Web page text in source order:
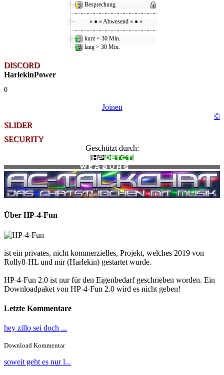
Besprechung
« ● » Abwesend « ● »
kurz < 30 Min.
lang > 30 Min.
DISCORD
HarlekinPower
0
Joinen
©
SLIDER
SECURITY
Geschützt durch:
Über HP-4-Fun
ist ein privates, nicht kommerzielles, Projekt, welches 2019 von
Rolly8-HL und mir (Harlekin) gestartet wurde.
HP-4-Fun 2.0 ist nur für den Eigenbedarf geschrieben worden. Ein
Downloadpaket von HP-4-Fun 2.0 wird es nicht geben!
Letzte Kommentare
hey zillo sei doch ...
Download Kommentar
soweit geht es nur l...